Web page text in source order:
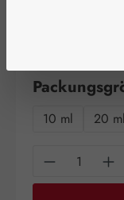
Schnell
10 ml 20 ml
Produkt